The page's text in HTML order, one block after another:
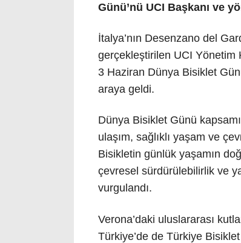
Günü’nü UCI Başkanı ve
İtalya’nın Desenzano del
gerçekleştirilen UCI Yönetim
3 Haziran Dünya Bisiklet
araya geldi.
Dünya Bisiklet Günü
ulaşım, sağlıklı yaşam ve
Bisikletin günlük yaşamın
çevresel sürdürülebilirlik ve
vurgulandı.
Verona’daki uluslararası
Türkiye’de de Türkiye